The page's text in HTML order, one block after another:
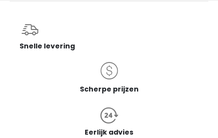
Snelle levering
Scherpe prijzen
Eerlijk advies